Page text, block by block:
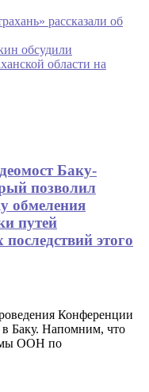
рассказали об
обсудили
области на
Баку-
позволил
обмеления
путей
этого
Конференции
Баку. Напомним, что
ООН по